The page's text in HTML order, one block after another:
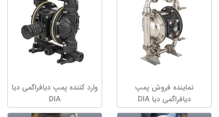
نماینده فروش پمپ
دیافراگمی دیا DIA
وارد کننده پمپ دیافراگمی دیا
DIA